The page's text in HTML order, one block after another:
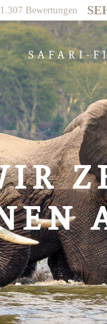
1.307 Bewertungen
SAFARI-